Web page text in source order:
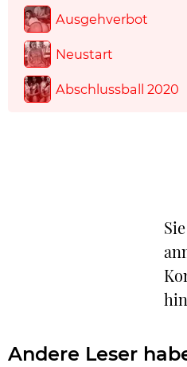
Ausgehverbot
Neustart
Abschlussball 2020
Andere Leser